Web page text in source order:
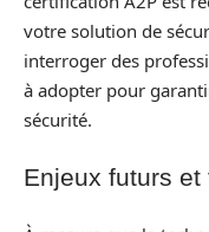
votre solution de
interroger des
à adopter pour
sécurité.
Enjeux futurs